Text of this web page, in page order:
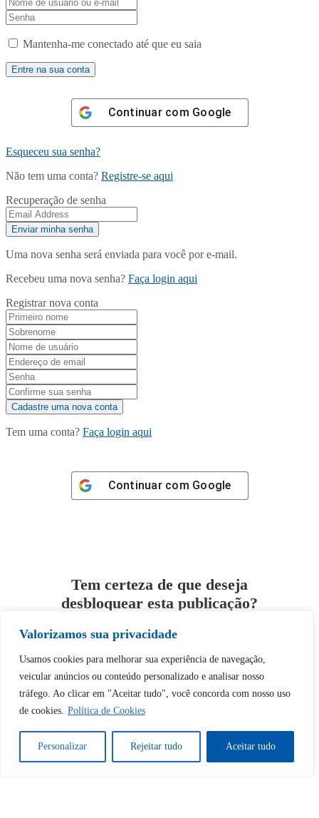
Valorizamos sua privacidade
Usamos cookies para melhorar sua experiência de navegação,
veicular anúncios ou conteúdo personalizado e analisar nosso
tráfego. Ao clicar em "Aceitar tudo", você concorda com nosso uso
de cookies. Política de Cookies
Personalizar Rejeitar tudo Aceitar tudo
Mantenha-me conectado até que eu saia
Continuar com Google
Esqueceu sua senha?
Não tem uma conta? Registre-se aqui
Recuperação de senha
Uma nova senha será enviada para você por e-mail.
Recebeu uma nova senha? Faça login aqui
Registrar nova conta
Tem uma conta? Faça login aqui
Continuar com Google
Tem certeza de que deseja
desbloquear esta publicação?
Desbloquear esquerda : 0